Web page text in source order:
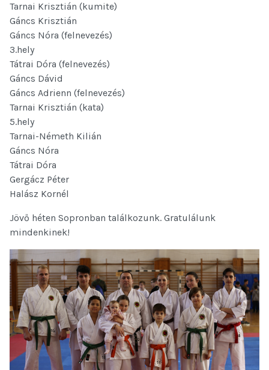
Tarnai Krisztián (kumite)
Gáncs Krisztián
Gáncs Nóra (felnevezés)
3.hely
Tátrai Dóra (felnevezés)
Gáncs Dávid
Gáncs Adrienn (felnevezés)
Tarnai Krisztián (kata)
5.hely
Tarnai-Németh Kilián
Gáncs Nóra
Tátrai Dóra
Gergácz Péter
Halász Kornél
Jövő héten Sopronban találkozunk. Gratulálunk
mindenkinek!